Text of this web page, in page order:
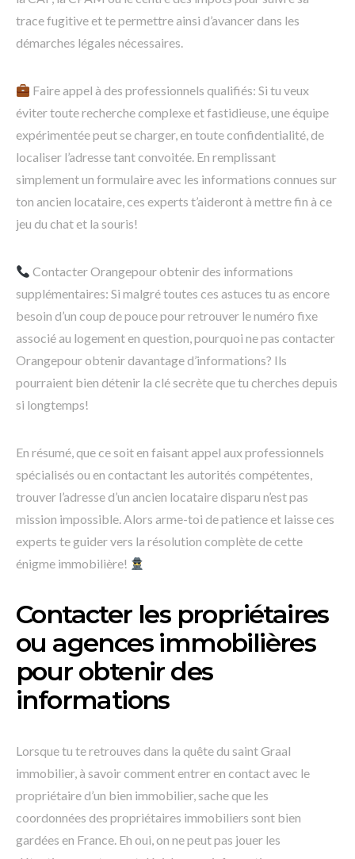
trace fugitive et te permettre ainsi d’avancer dans les
démarches légales nécessaires.
Faire appel à des professionnels qualifiés: Si tu veux
éviter toute recherche complexe et fastidieuse, une équipe
expérimentée peut se charger, en toute confidentialité, de
localiser l’adresse tant convoitée. En remplissant
simplement un formulaire avec les informations connues sur
ton ancien locataire, ces experts t’aideront à mettre fin à ce
jeu du chat et la souris!
Contacter Orangepour obtenir des informations
supplémentaires: Si malgré toutes ces astuces tu as encore
besoin d’un coup de pouce pour retrouver le numéro fixe
associé au logement en question, pourquoi ne pas contacter
Orangepour obtenir davantage d’informations? Ils
pourraient bien détenir la clé secrète que tu cherches depuis
si longtemps!
En résumé, que ce soit en faisant appel aux professionnels
spécialisés ou en contactant les autorités compétentes,
trouver l’adresse d’un ancien locataire disparu n’est pas
mission impossible. Alors arme-toi de patience et laisse ces
experts te guider vers la résolution complète de cette
énigme immobilière!
Contacter les propriétaires
ou agences immobilières
pour obtenir des
informations
Lorsque tu te retrouves dans la quête du saint Graal
immobilier, à savoir comment entrer en contact avec le
propriétaire d’un bien immobilier, sache que les
coordonnées des propriétaires immobiliers sont bien
gardées en France. Eh oui, on ne peut pas jouer les